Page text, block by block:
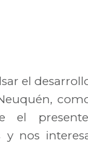
el
el
y nos